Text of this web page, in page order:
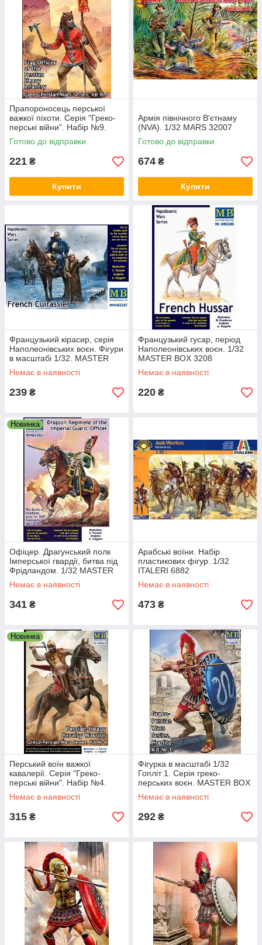
Прапороносець перської
важкої піхоти. Серія "Греко-
перські війни". Набір №9.
Фігури у масштабі 1/32.
MASTER BOX 32022
Готово до відправки
221 ₴
Купити
Армія північного В'єтнаму
(NVA). 1/32 MARS 32007
Готово до відправки
674 ₴
Купити
Французький кірасир, серія
Наполеонівських воєн. Фігури
в масштабі 1/32. MASTER
BOX 3207
Немає в наявності
239 ₴
Французький гусар, період
Наполеонівських воєн. 1/32
MASTER BOX 3208
Немає в наявності
220 ₴
Новинка
Офіцер. Драгунський полк
Імперської гвардії, битва під
Фрідландом. 1/32 MASTER
BOX 32023
Немає в наявності
341 ₴
Арабські воїни. Набір
пластикових фігур. 1/32
ITALERI 6882
Немає в наявності
473 ₴
Новинка
Перський воїн важкої
кавалерії. Серія "Греко-
перські війни". Набір №4.
Фігури у масштабі 1/32.
MASTER BOX 32014
Немає в наявності
315 ₴
Фігурка в масштабі 1/32
Гопліт 1. Серія греко-
перських воєн. MASTER BOX
32011
Немає в наявності
292 ₴